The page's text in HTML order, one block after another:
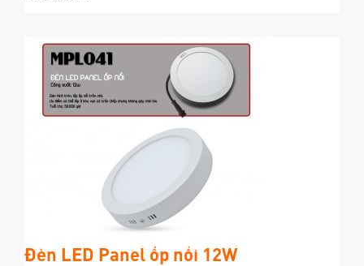
Đèn LED Panel ốp nổi 12W